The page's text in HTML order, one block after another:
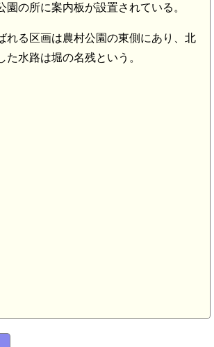
園の所に案内板が設置されている。
れる区画は農村公園の東側にあり、北
た水路は堀の名残という。